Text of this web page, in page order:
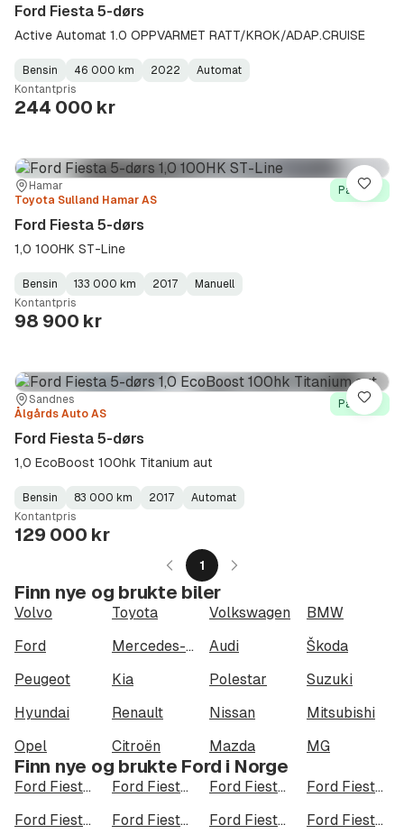
Ford Fiesta 5-dørs
Active Automat 1.0 OPPVARMET RATT/KROK/ADAP.CRUISE
Fuel
Type:
Bensin
Kilometerstand :
46 000 km
Model
Year:
2022
Gearbox
Type:
Automat
Kontantpris
244 000 kr
Sted:Hamar
Forhandler:
Toyota Sulland Hamar AS
På lager
Ford Fiesta 5-dørs
1,0 100HK ST-Line
Fuel
Type:
Bensin
Kilometerstand :
133 000 km
Model
Year:
2017
Gearbox
Type:
Manuell
Kontantpris
98 900 kr
Lagre
Sted:
Sandnes
Forhandler:
Ålgårds Auto AS
På lager
Ford Fiesta 5-dørs
1,0 EcoBoost 100hk Titanium aut
Fuel
Type:
Bensin
Kilometerstand:
83 000 km
Model
Year:
2017
Gearbox
Type:
Automat
Kontantpris
129 000 kr
Lagre
1
Finn nye og brukte biler
Volvo Toyota Volkswagen
BMW
Ford
Mercedes-Benz Audi
Škoda
Peugeot
Kia Polestar
Suzuki
Hyundai
Renault Nissan
Mitsubishi
Opel
Citroën Mazda MG
Finn nye og brukte Ford i Norge
Ford Fiesta i Oslo Ford Fiesta i Bergen Ford Fiesta i Trondheim
Ford Fiesta i Stavanger
Ford Fiesta i Kristiansand
Ford Fiesta i Fredrikstad Ford Fiesta i Drammen Ford Fiesta i Skien